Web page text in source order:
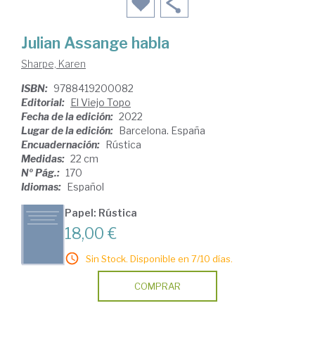
Julian Assange habla
Sharpe, Karen
ISBN: 9788419200082
Editorial: El Viejo Topo
Fecha de la edición: 2022
Lugar de la edición: Barcelona. España
Encuadernación: Rústica
Medidas: 22 cm
Nº Pág.: 170
Idiomas: Español
Papel: Rústica
18,00 €
Sin Stock. Disponible en 7/10 días.
COMPRAR